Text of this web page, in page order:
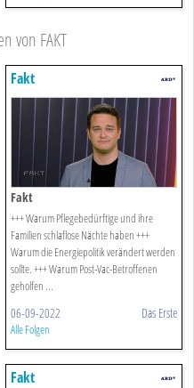
von FAKT
Fakt
Fakt
+++ Warum Pflegebedürftige und ihre
Familien schlaflose Nächte haben +++
Warum die Energiepolitik verändert werden
sollte. +++ Warum Post-Vac-Betroffenen
geholfen ...
06-09-2022 Das Erste
Alle Folgen
Fakt